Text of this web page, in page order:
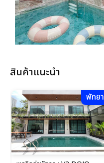
สินค้าแนะนำ
พัทยา